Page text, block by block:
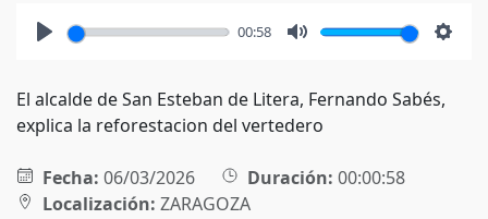
00:58
El alcalde de San Esteban de Litera, Fernando Sabés,
explica la reforestacion del vertedero
Fecha: 06/03/2026 Duración: 00:00:58
Localización: ZARAGOZA